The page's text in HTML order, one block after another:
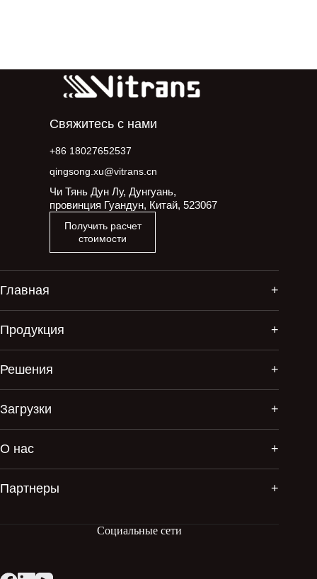
Свяжитесь с нами
+86 18027652537
qingsong.xu@vitrans.cn
Чи Тянь Дун Лу, Дунгуань,
провинция Гуандун, Китай, 523067
Получить расчет
стоимости
Главная
Продукция
Решения
Загрузки
О нас
Партнеры
Социальные сети